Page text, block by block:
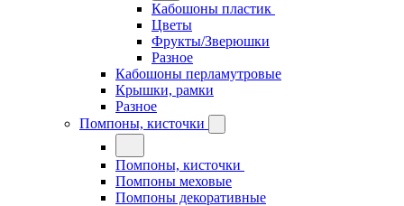
Кабошоны пластик
Цветы
Фрукты/Зверюшки
Разное
Кабошоны перламутровые
Крышки, рамки
Разное
Помпоны, кисточки
Помпоны, кисточки
Помпоны меховые
Помпоны декоративные